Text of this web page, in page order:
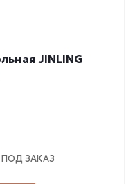
JINLING
ПОД ЗАКАЗ